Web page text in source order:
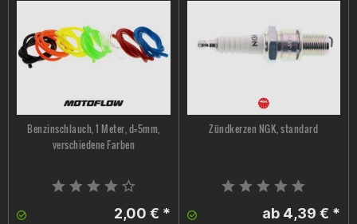
Benzinschlauch, 1 Meter, d=5mm,
verschiedene Farben
2,00 € *
Zündkerzen NGK, standard
ab 4,39 € *